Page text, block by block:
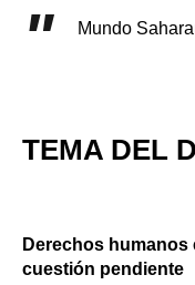
Mundo
TEMA DEL
Derechos humanos
cuestión pendiente